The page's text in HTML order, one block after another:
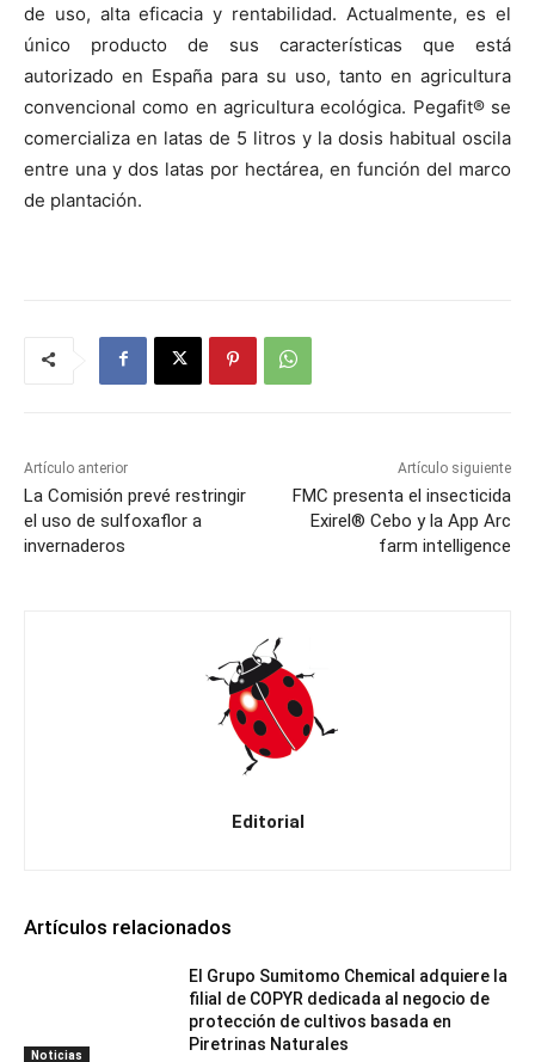
de uso, alta eficacia y rentabilidad. Actualmente, es el
único producto de sus características que está
autorizado en España para su uso, tanto en agricultura
convencional como en agricultura ecológica. Pegafit® se
comercializa en latas de 5 litros y la dosis habitual oscila
entre una y dos latas por hectárea, en función del marco
de plantación.
Artículo anterior
La Comisión prevé restringir
el uso de sulfoxaflor a
invernaderos
Artículo siguiente
FMC presenta el insecticida
Exirel® Cebo y la App Arc
farm intelligence
Editorial
Artículos relacionados
Noticias
El Grupo Sumitomo Chemical adquiere la
filial de COPYR dedicada al negocio de
protección de cultivos basada en
Piretrinas Naturales